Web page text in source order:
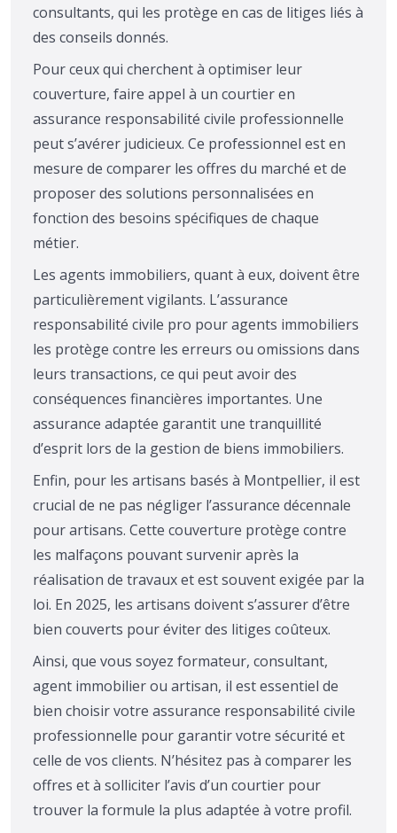
consultants, qui les protège en cas de litiges liés à
des conseils donnés.
Pour ceux qui cherchent à optimiser leur
couverture, faire appel à un courtier en
assurance responsabilité civile professionnelle
peut s’avérer judicieux. Ce professionnel est en
mesure de comparer les offres du marché et de
proposer des solutions personnalisées en
fonction des besoins spécifiques de chaque
métier.
Les agents immobiliers, quant à eux, doivent être
particulièrement vigilants. L’assurance
responsabilité civile pro pour agents immobiliers
les protège contre les erreurs ou omissions dans
leurs transactions, ce qui peut avoir des
conséquences financières importantes. Une
assurance adaptée garantit une tranquillité
d’esprit lors de la gestion de biens immobiliers.
Enfin, pour les artisans basés à Montpellier, il est
crucial de ne pas négliger l’assurance décennale
pour artisans. Cette couverture protège contre
les malfaçons pouvant survenir après la
réalisation de travaux et est souvent exigée par la
loi. En 2025, les artisans doivent s’assurer d’être
bien couverts pour éviter des litiges coûteux.
Ainsi, que vous soyez formateur, consultant,
agent immobilier ou artisan, il est essentiel de
bien choisir votre assurance responsabilité civile
professionnelle pour garantir votre sécurité et
celle de vos clients. N’hésitez pas à comparer les
offres et à solliciter l’avis d’un courtier pour
trouver la formule la plus adaptée à votre profil.